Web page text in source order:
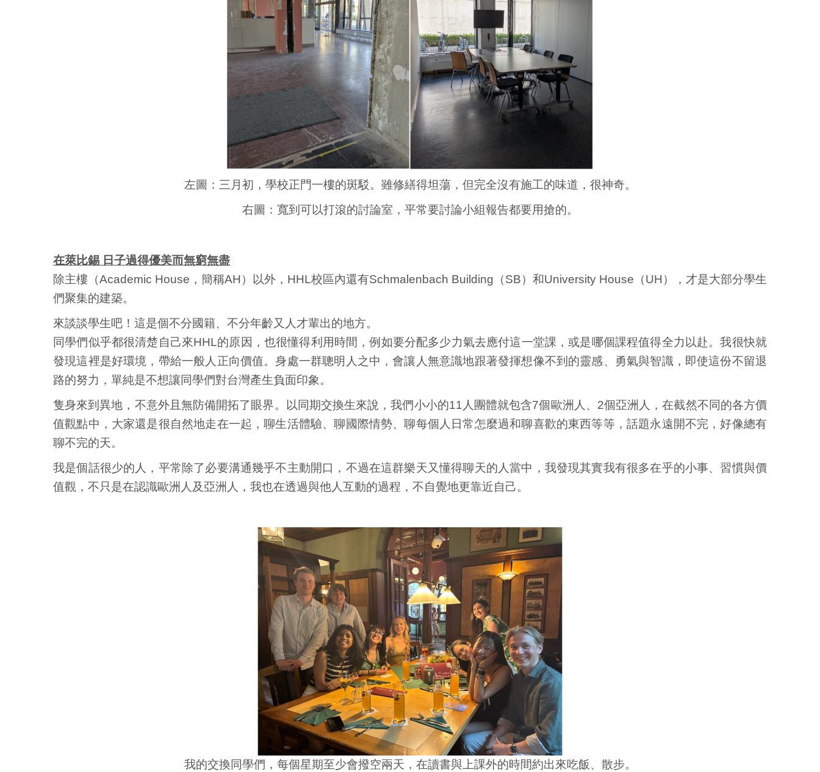
左圖：三月初，學校正門一樓的斑駁。雖修繕得坦蕩，但完全沒有施工的味道，很神奇。
右圖：寬到可以打滾的討論室，平常要討論小組報告都要用搶的。
在萊比錫 日子過得優美而無窮無盡
除主樓（Academic House，簡稱AH）以外，HHL校區內還有Schmalenbach Building（SB）和University House（UH），才是大部分學生
們聚集的建築。
來談談學生吧！這是個不分國籍、不分年齡又人才輩出的地方。
同學們似乎都很清楚自己來HHL的原因，也很懂得利用時間，例如要分配多少力氣去應付這一堂課，或是哪個課程值得全力以赴。我很快就
發現這裡是好環境，帶給一般人正向價值。身處一群聰明人之中，會讓人無意識地跟著發揮想像不到的靈感、勇氣與智識，即使這份不留退
路的努力，單純是不想讓同學們對台灣產生負面印象。
隻身來到異地，不意外且無防備開拓了眼界。以同期交換生來說，我們小小的11人團體就包含7個歐洲人、2個亞洲人，在截然不同的各方價
值觀點中，大家還是很自然地走在一起，聊生活體驗、聊國際情勢、聊每個人日常怎麼過和聊喜歡的東西等等，話題永遠開不完，好像總有
聊不完的天。
我是個話很少的人，平常除了必要溝通幾乎不主動開口，不過在這群樂天又懂得聊天的人當中，我發現其實我有很多在乎的小事、習慣與價
值觀，不只是在認識歐洲人及亞洲人，我也在透過與他人互動的過程，不自覺地更靠近自己。
我的交換同學們，每個星期至少會撥空兩天，在讀書與上課外的時間約出來吃飯、散步。